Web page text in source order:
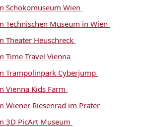
Schokomuseum Wien
Technischen Museum in Wien
Theater Heuschreck
Time Travel Vienna
Trampolinpark Cyberjump
Vienna Kids Farm
Wiener Riesenrad im Prater
3D PicArt Museum